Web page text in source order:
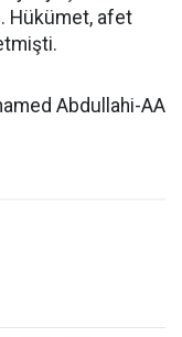
Hükümet, afet
Abdullahi-AA